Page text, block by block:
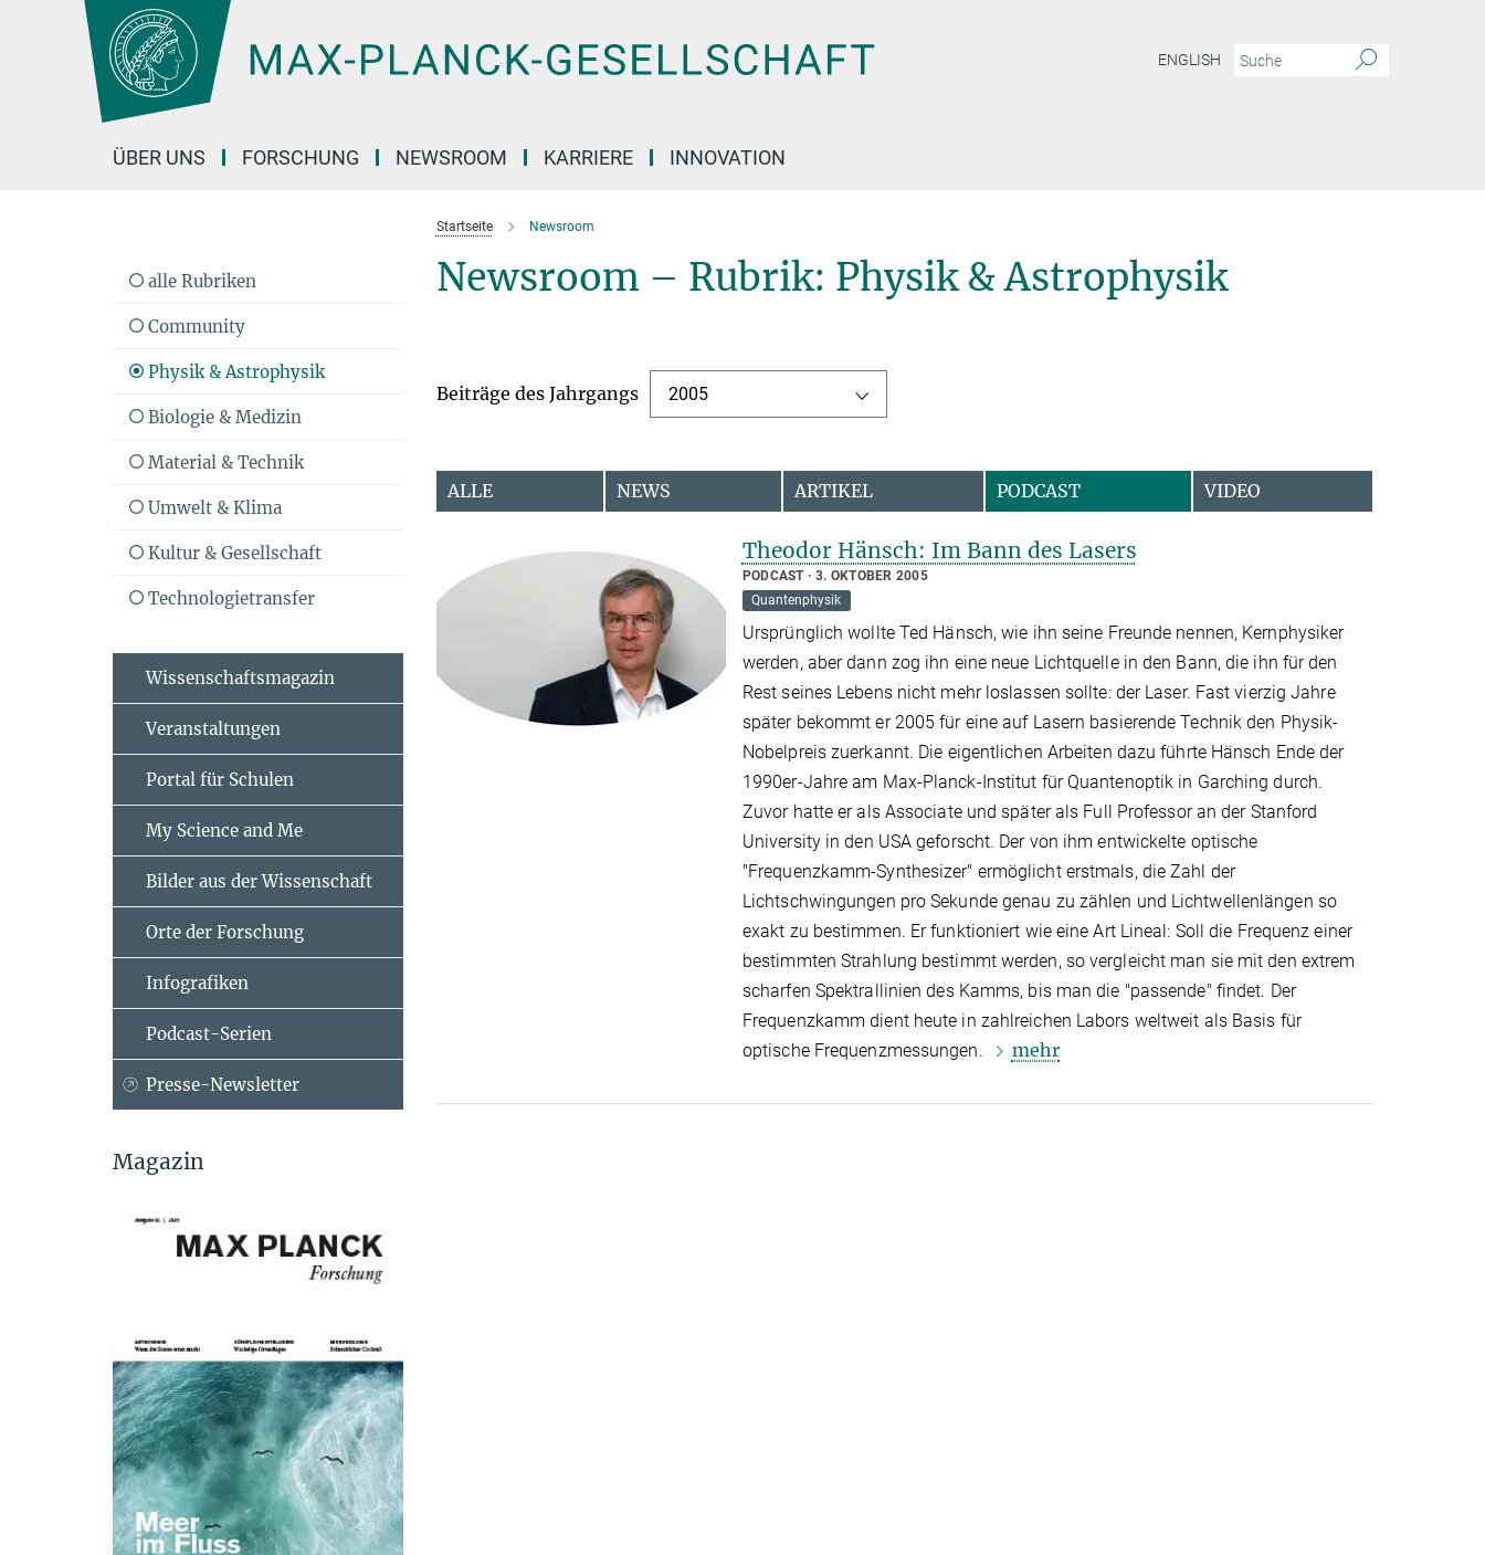
Hauptinhalt
ENGLISH
ÜBER UNS FORSCHUNG NEWSROOM KARRIERE INNOVATION
Startseite Newsroom
Newsroom – Rubrik: Physik & Astrophysik
Beiträge des Jahrgangs 2005
ALLE NEWS ARTIKEL PODCAST VIDEO
Theodor Hänsch: Im Bann des Lasers
PODCAST
3. OKTOBER 2005
Quantenphysik
Ursprünglich wollte Ted Hänsch, wie ihn seine Freunde nennen, Kernphysiker
werden, aber dann zog ihn eine neue Lichtquelle in den Bann, die ihn für den
Rest seines Lebens nicht mehr loslassen sollte: der Laser. Fast vierzig Jahre
später bekommt er 2005 für eine auf Lasern basierende Technik den Physik-
Nobelpreis zuerkannt. Die eigentlichen Arbeiten dazu führte Hänsch Ende der
1990er-Jahre am Max-Planck-Institut für Quantenoptik in Garching durch.
Zuvor hatte er als Associate und später als Full Professor an der Stanford
University in den USA geforscht. Der von ihm entwickelte optische
"Frequenzkamm-Synthesizer" ermöglicht erstmals, die Zahl der
Lichtschwingungen pro Sekunde genau zu zählen und Lichtwellenlängen so
exakt zu bestimmen. Er funktioniert wie eine Art Lineal: Soll die Frequenz einer
bestimmten Strahlung bestimmt werden, so vergleicht man sie mit den extrem
scharfen Spektrallinien des Kamms, bis man die "passende" findet. Der
Frequenzkamm dient heute in zahlreichen Labors weltweit als Basis für
optische Frequenzmessungen.
mehr
alle Rubriken
Community
Physik & Astrophysik
Biologie & Medizin
Material & Technik
Umwelt & Klima
Kultur & Gesellschaft
Technologietransfer
Wissenschaftsmagazin
Veranstaltungen
Portal für Schulen
My Science and Me
Bilder aus der Wissenschaft
Orte der Forschung
Infografiken
Podcast-Serien
Presse-Newsletter
Magazin